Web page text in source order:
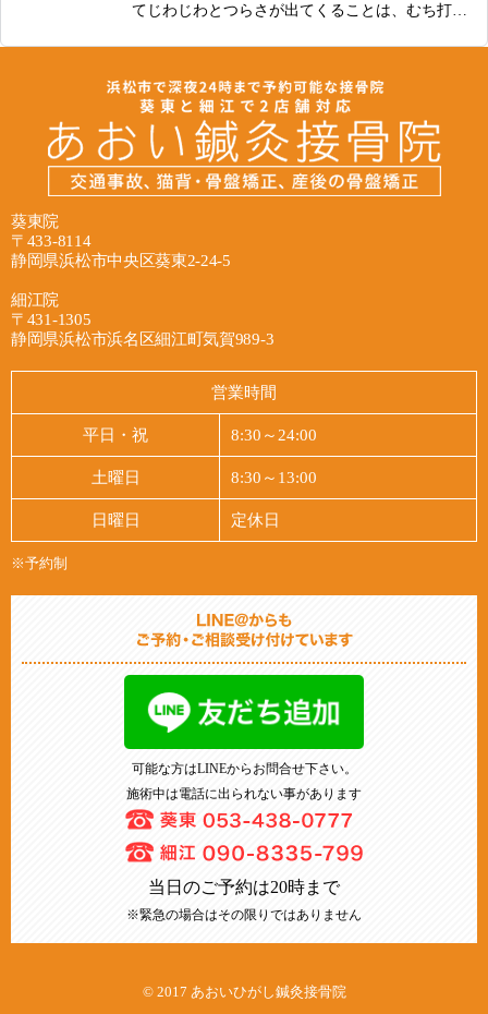
など、肩まわりのこりや重さに影響する背景はさ
に過ごしていただけるよう丁寧に向き合ってまい
ります。
完全予約制で待ち時間なく、平日は夜まで通し営
業しておりますので、お仕事帰りや隙間時間にも
肩のつらさが気になっている方、まずは現在のお
あおい鍼灸接骨院
てじわじわとつらさが出てくることは、むち打ち
いのではないかと思います。
当院では、首の痛みやこわばりにお悩みの方のお
身体の状態に、ていねいに向き合うことを大切に
しています。一人ひとり症状の出方や経緯は異な
ことを目指してケアを進めてまいります。自賠責
くお話しください。また、保険会社とのやり取り
や手続きに関するご不安にも寄り添い、必要に応
じて弁護士への無料相談へお繋ぎすることもでき
ます。
完全予約制で待ち時間なく、平日は夜まで通し営
業しておりますので、お仕事帰りでも立ち寄りや
あおい鍼灸接骨院
2026/07/28
最新情報
交通事故の後、その場ではそれほど痛みを感じな
かったのに、数日が経ってから首や肩のつらさ、
頭痛、めまいといった症状が出てきた、というご
経験をされる方は少なくありません。むち打ち
多いため、「大丈夫だろう」と様子を見ているう
しんどさを、どうかひとりで抱え込まないでいた
当院では、お一人おひとりのお身体の状態をてい
ねいに確認しながら、首や肩まわりのこわばりや
痛みが少しでも和らげられるよう、施術に向き合
っております。自賠責保険が適用となるため、窓
応じて弁護士の無料相談へのご案内も行っており
ます。
「事故から日が経っているけれど相談してもいい
のか」と迷っていらっしゃる方も、どうぞお気軽
にご連絡ください。完全予約制で待ち時間なく、
平日夜まで通し営業しておりますので、お仕事帰
りにも無理なくお越しいただける環境を整えてお
待ちしております。
あおい鍼灸接骨院
2026/07/27
当院は完全な個室ではありませんが、ベッド一つ
気にせずに施術を受けられます^ ^
健康保険での施術、交通事故、労災、自費施、…
状況に合わせて施術を進めていきますのでご相談
ください^ ^
最新情報
あおい鍼灸保険では健康保険、自賠責保険、労災
電話の他、LINEからもお気軽にお問い合わせ頂
けます！
駐車場もあります。
2026/07/09
最新情報
あおい鍼灸接骨院では、保険治療と自費施術を行
っています。
保険治療では怪我の完治を目的として電気治療と
マッサージをやります。
スポーツによるケガ、交通事故によるケガ、仕事
中のケガなどご相談下さい^ ^
2026/06/29
最新情報
ケガは接骨院保険で、慢性痛は鍼灸保険でと、不
葵東院
〒433-8114
静岡県浜松市中央区葵東2-24-5
細江院
〒431-1305
静岡県浜松市浜名区細江町気賀989-3
営業時間
平日・祝 8:30～24:00
土曜日 8:30～13:00
日曜日 定休日
※予約制
可能な方はLINEからお問合せ下さい。
施術中は電話に出られない事があります
当日のご予約は20時まで
※緊急の場合はその限りではありません
© 2017 あおいひがし鍼灸接骨院